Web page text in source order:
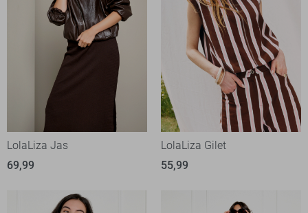
LolaLiza Jas
69,99
LolaLiza Gilet
55,99